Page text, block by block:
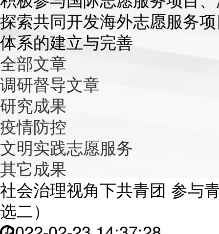
探索共同开发海外志愿服务
体系的建立与完善
全部文章
调研督导文章
研究成果
疫情防控
文明实践志愿服务
其它成果
社会治理视角下共青团 参与
选二）